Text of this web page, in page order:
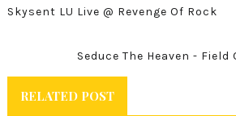
Skysent LU Live @ Revenge Of Rock
Seduce The Heaven - Field
RELATED POST